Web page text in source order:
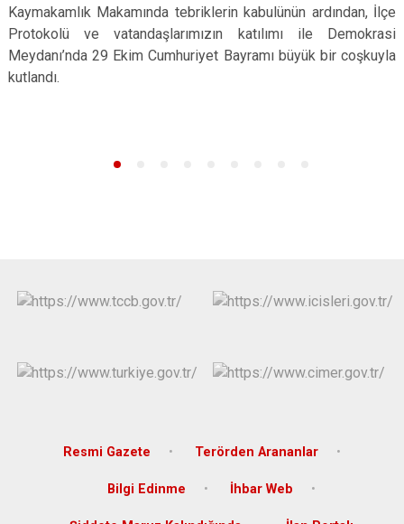
Şahinbey
Şehitkamil
Yavuzeli
Kaymakamlık Makamında tebriklerin kabulünün ardından, İlçe
Protokolü ve vatandaşlarımızın katılımı ile Demokrasi
Meydanı’nda 29 Ekim Cumhuriyet Bayramı büyük bir coşkuyla
kutlandı.
Resmi Gazete Terörden Arananlar
Bilgi Edinme İhbar Web